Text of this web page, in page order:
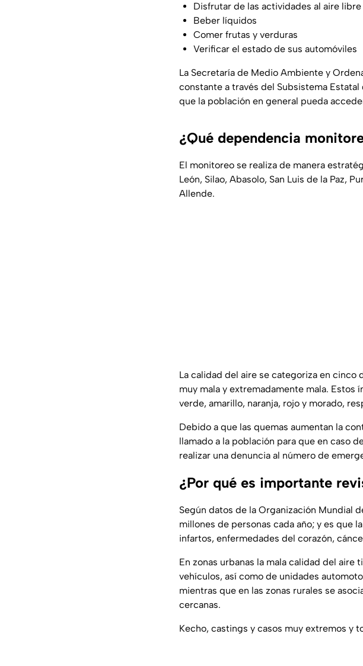
Disfrutar de las actividades al aire libre
Beber líquidos
Comer frutas y verduras
Verificar el estado de sus automóviles
La Secretaría de Medio Ambiente y
constante a través del Subsistema
que la población en general pueda
¿Qué dependencia
El monitoreo se realiza de manera
León, Silao, Abasolo, San Luis de la Paz,
Allende.
La calidad del aire se categoriza en cinco
muy mala y extremadamente mala.
verde, amarillo, naranja, rojo y morado,
Debido a que las quemas aumentan la
llamado a la población para que en caso
realizar una denuncia al número de
¿Por qué es importante
Según datos de la Organización Mundial
millones de personas cada año; y es que
infartos, enfermedades del corazón,
En zonas urbanas la mala calidad del
vehículos, así como de unidades
mientras que en las zonas rurales se
cercanas.
Kecho, castings y casos muy extremos y